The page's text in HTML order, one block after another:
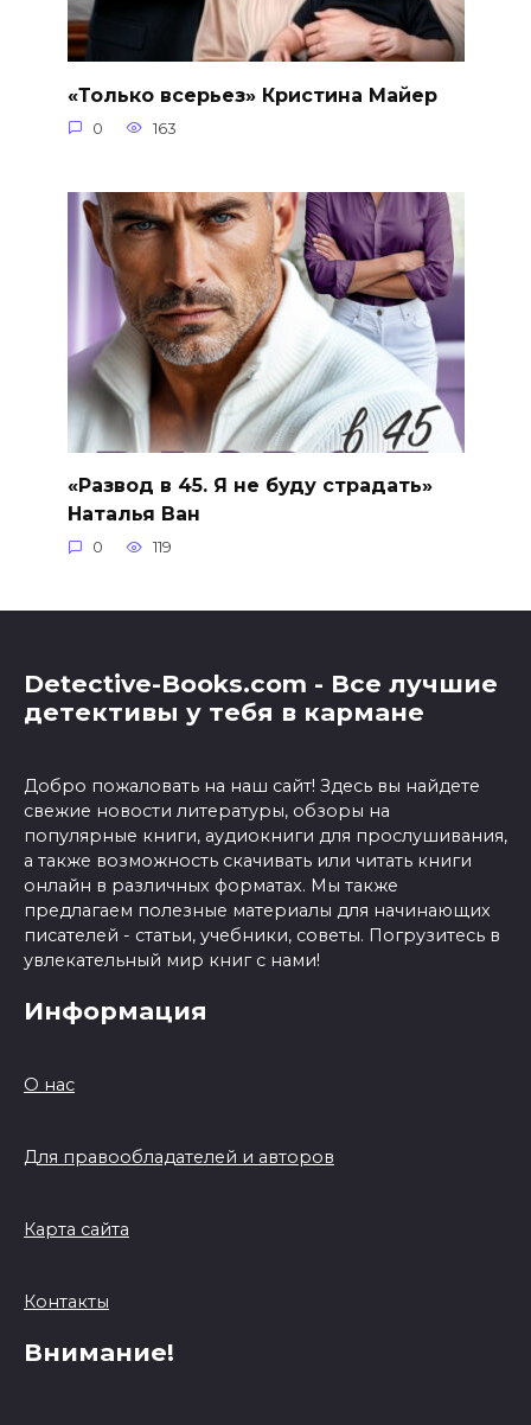
«Только всерьез» Кристина Майер
0 163
«Развод в 45. Я не буду страдать»
Наталья Ван
0 119
Detective-Books.com - Все лучшие
детективы у тебя в кармане
Добро пожаловать на наш сайт! Здесь вы найдете
свежие новости литературы, обзоры на
популярные книги, аудиокниги для прослушивания,
а также возможность скачивать или читать книги
онлайн в различных форматах. Мы также
предлагаем полезные материалы для начинающих
писателей - статьи, учебники, советы. Погрузитесь в
увлекательный мир книг с нами!
Информация
О нас
Для правообладателей и авторов
Карта сайта
Контакты
Внимание!